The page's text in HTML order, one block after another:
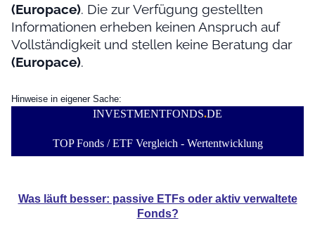
(Europace). Die zur Verfügung gestellten
Informationen erheben keinen Anspruch auf
Vollständigkeit und stellen keine Beratung dar
(Europace).
Hinweise in eigener Sache:
INVESTMENTFONDS.DE
TOP Fonds / ETF Vergleich - Wertentwicklung
Was läuft besser: passive ETFs oder aktiv verwaltete
Fonds?